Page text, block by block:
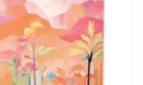
Les
options
peuvent
être
choisies
sur